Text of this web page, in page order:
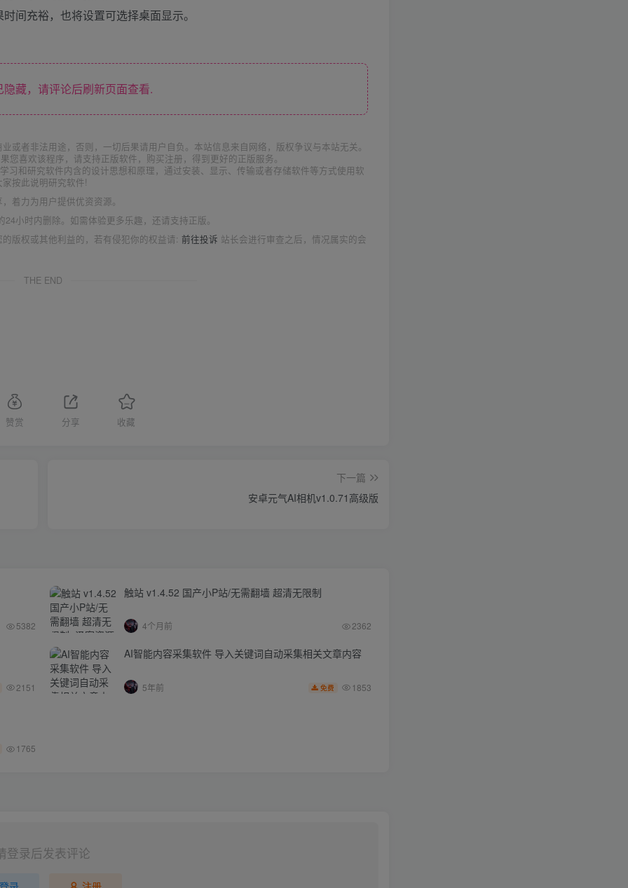
间充裕，也将设置可选择桌面显示。
藏，请评论后刷新页面查看.
者非法用途，否则，一切后果请用户自负。本站信息来自网络，版权争议与本站无关。
喜欢该程序，请支持正版软件，购买注册，得到更好的正版服务。
习和研究软件内含的设计思想和原理，通过安装、显示、传输或者存储软件等方式使用软
按此说明研究软件!
着力为用户提供优资资源。
小时内删除。如需体验更多乐趣，还请支持正版。
版权或其他利益的，若有侵犯你的权益请: 前往投诉 站长会进行审查之后，情况属实的会
THE END
赞赏 分享 收藏
下一篇
安卓元气AI相机v1.0.71高级版
5382
触站 v1.4.52 国产小P站/无需翻墙 超清无限制
4个月前 2362
2151
AI智能内容采集软件 导入关键词自动采集相关文章内容
5年前 免费 1853
1765
登录后发表评论